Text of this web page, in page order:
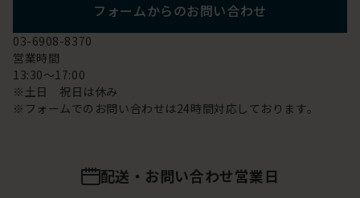
フォームからのお問い合わせ
03-6908-8370
営業時間
13:30～17:00
※土日 祝日は休み
※フォームでのお問い合わせは24時間対応しております。
配送・お問い合わせ営業日